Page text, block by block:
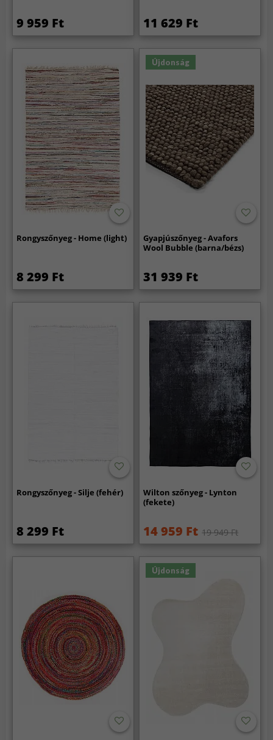
9 959 Ft 11 629 Ft
Rongyszőnyeg - Home (light)
8 299 Ft
Újdonság
Gyapjúszőnyeg - Avafors
Wool Bubble (barna/bézs)
31 939 Ft
Rongyszőnyeg - Silje (fehér)
8 299 Ft
Wilton szőnyeg - Lynton
(fekete)
14 959 Ft 19 949 Ft
Újdonság